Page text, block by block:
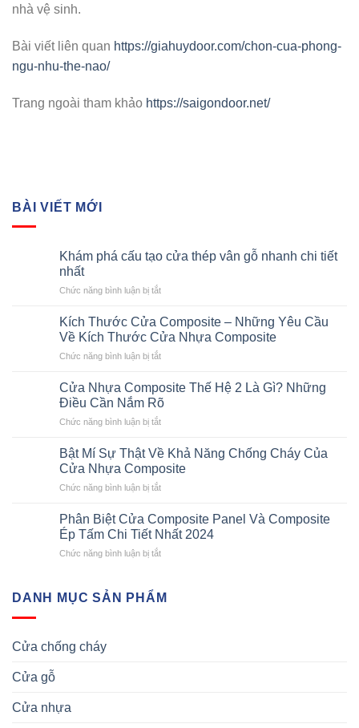
nhà vệ sinh.
Bài viết liên quan https://giahuydoor.com/chon-cua-phong-
ngu-nhu-the-nao/
Trang ngoài tham khảo https://saigondoor.net/
BÀI VIẾT MỚI
Khám phá cấu tạo cửa thép vân gỗ nhanh chi tiết
nhất
Chức năng bình luận bị tắtở
phá
cấu
tạo
cửa
vân
gỗ
chi
nhất
Kích Thước Cửa Composite – Những Yêu Cầu
Về Kích Thước Cửa Nhựa Composite
Chức năng bình luận bị tắtở
Thước
Cửa
Composite
–
Yêu
Cầu
Kích
Cửa
Nhựa
Cửa Nhựa Composite Thế Hệ 2 Là Gì? Những
Điều Cần Nắm Rõ
Chức năng bình luận bị tắtở
Nhựa
Composite
Thế
Hệ
Là
Gì?
Điều
Rõ
Bật Mí Sự Thật Về Khả Năng Chống Cháy Của
Cửa Nhựa Composite
Chức năng bình luận bị tắtở
Sự
Thật
Về
Chống
Phân Biệt Cửa Composite Panel Và Composite
Ép Tấm Chi Tiết Nhất 2024
Chức năng bình luận bị tắtở
Cửa
DANH MỤC SẢN PHẨM
Cửa chống cháy
Cửa gỗ
Cửa nhựa